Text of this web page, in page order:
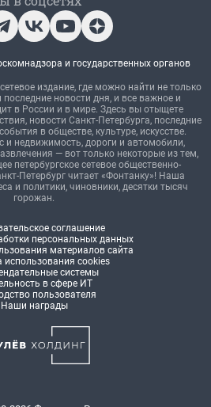
и государственных органов
издание, где можно найти не только
последние новости дня, и все важное и
в России и в мире. Здесь вы отыщете
новости Санкт-Петербурга, последние
в обществе, культуре, искусстве.
и недвижимость, дороги и автомобили,
— вот только некоторые из тем,
петербургское сетевое общественно-
Петербург читает «Фонтанку»! Наша
и политики, чиновники, десятки тысяч
горожан.
соглашение
персональных данных
материалов сайта
использования cookies
системы
в сфере ИТ
пользователя
Наши награды